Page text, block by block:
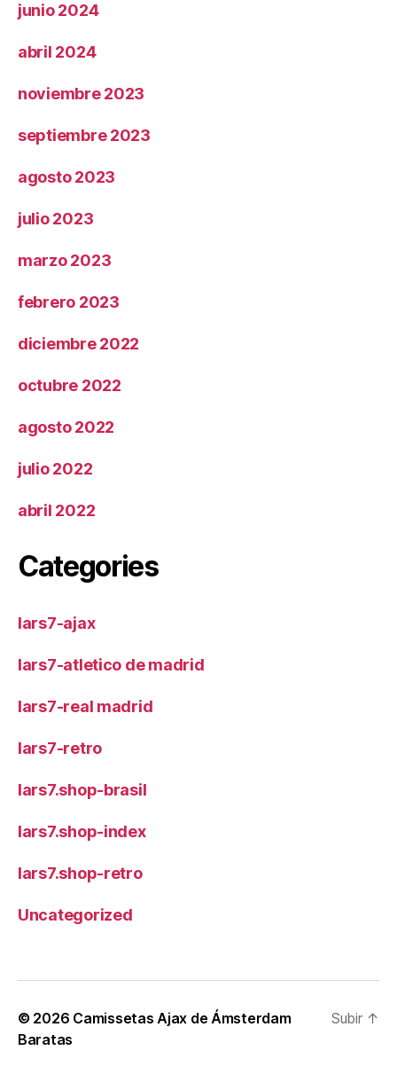
junio 2024
abril 2024
noviembre 2023
septiembre 2023
agosto 2023
julio 2023
marzo 2023
febrero 2023
diciembre 2022
octubre 2022
agosto 2022
julio 2022
abril 2022
Categories
lars7-ajax
lars7-atletico de madrid
lars7-real madrid
lars7-retro
lars7.shop-brasil
lars7.shop-index
lars7.shop-retro
Uncategorized
© 2026 Camissetas Ajax de Ámsterdam
Baratas
Subir ↑